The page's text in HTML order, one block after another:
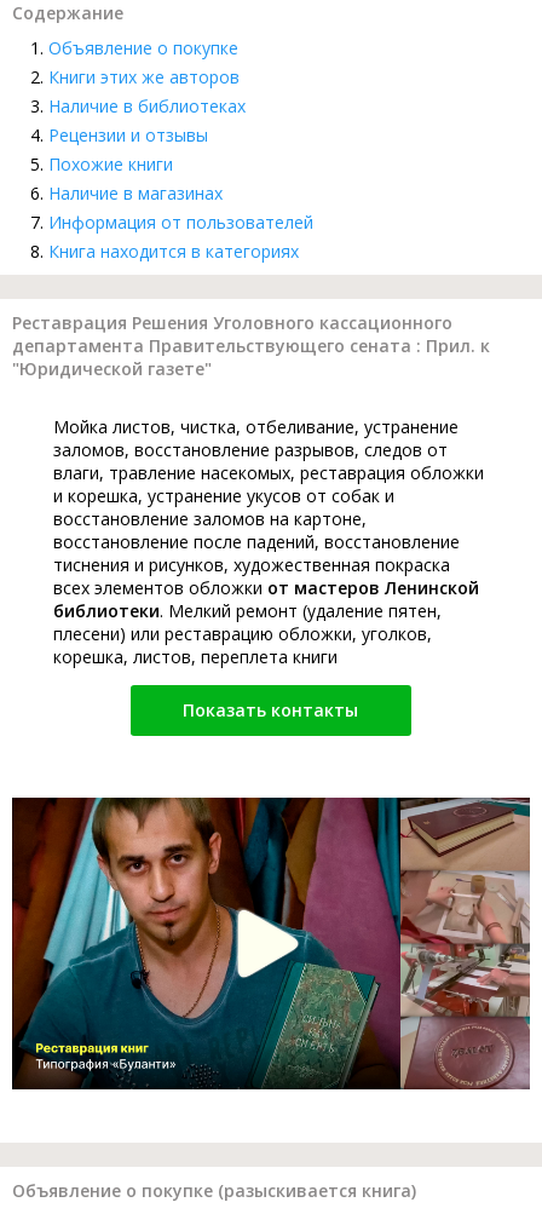
Содержание
Объявление о покупке
Книги этих же авторов
Наличие в библиотеках
Рецензии и отзывы
Похожие книги
Наличие в магазинах
Информация от пользователей
Книга находится в категориях
Реставрация Решения Уголовного кассационного
департамента Правительствующего сената : Прил. к
"Юридической газете"
Мойка листов, чистка, отбеливание, устранение
заломов, восстановление разрывов, следов от
влаги, травление насекомых, реставрация обложки
и корешка, устранение укусов от собак и
восстановление заломов на картоне,
восстановление после падений, восстановление
тиснения и рисунков, художественная покраска
всех элементов обложки от мастеров Ленинской
библиотеки. Мелкий ремонт (удаление пятен,
плесени) или реставрацию обложки, уголков,
корешка, листов, переплета книги
Показать контакты
Объявление о покупке (разыскивается книга)